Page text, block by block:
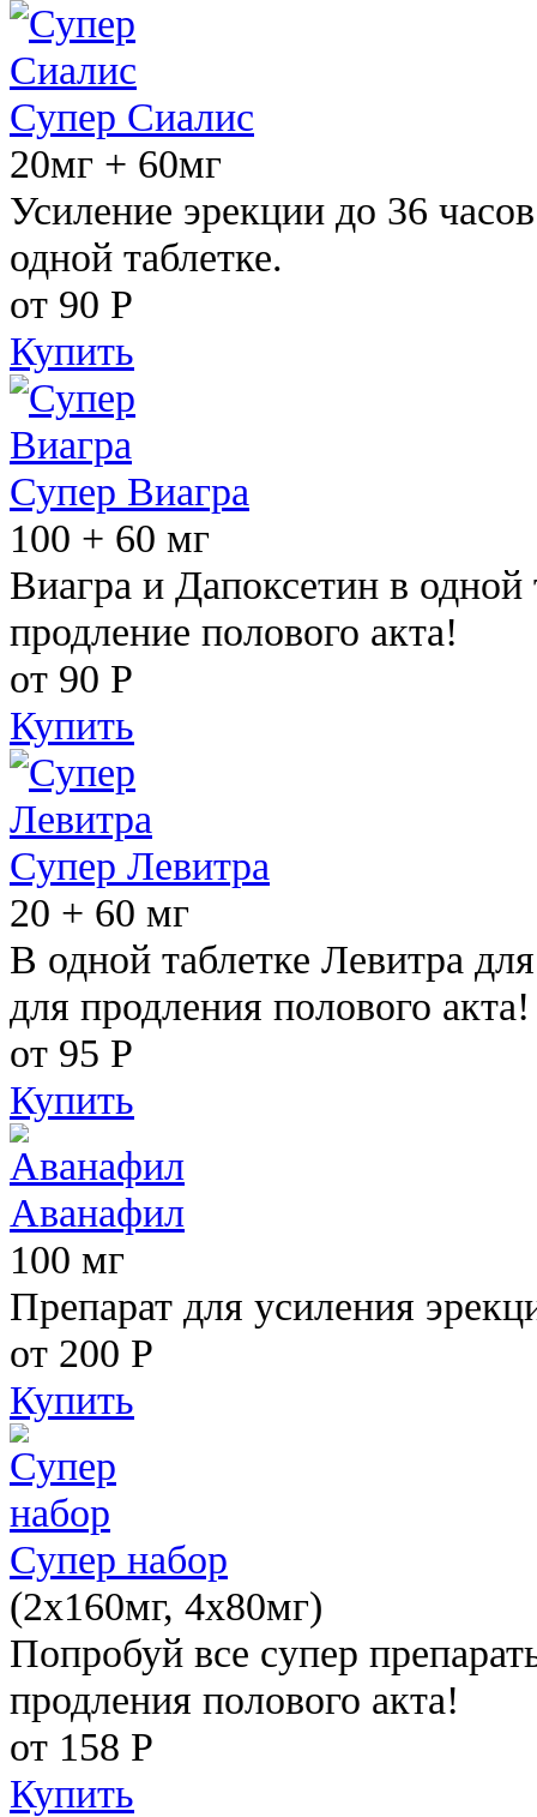
Супер Сиалис
20мг + 60мг
Усиление эрекции до 36
одной таблетке.
от 90 Р
Купить
Супер Виагра
100 + 60 мг
Виагра и Дапоксетин в одной
продление полового акта!
от 90 Р
Купить
Супер Левитра
20 + 60 мг
В одной таблетке Левитра
для продления полового акта!
от 95 Р
Купить
Аванафил
100 мг
Препарат для усиления
от 200 Р
Купить
Супер набор
(2х160мг, 4х80мг)
Попробуй все супер
продления полового акта!
от 158 Р
Купить